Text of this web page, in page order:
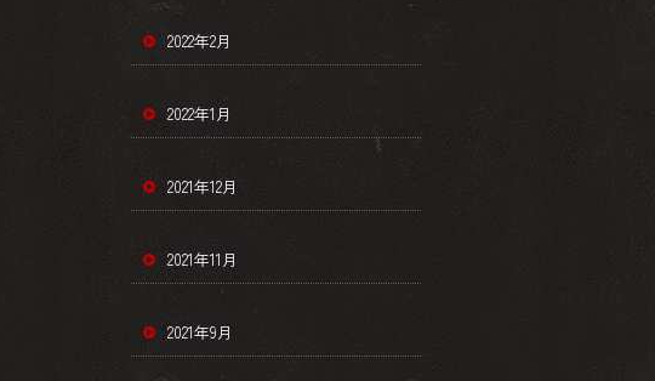
2022年2月
2022年1月
2021年12月
2021年11月
2021年9月